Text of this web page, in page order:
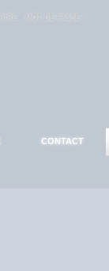
CONTACT